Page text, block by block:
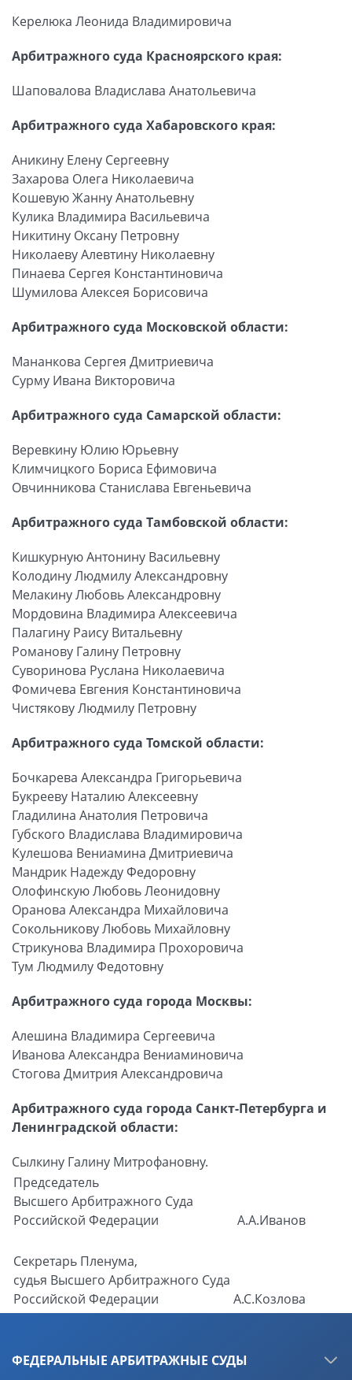
Керелюка Леонида Владимировича
Арбитражного суда Красноярского края:
Шаповалова Владислава Анатольевича
Арбитражного суда Хабаровского края:
Аникину Елену Сергеевну
Захарова Олега Николаевича
Кошевую Жанну Анатольевну
Кулика Владимира Васильевича
Никитину Оксану Петровну
Николаеву Алевтину Николаевну
Пинаева Сергея Константиновича
Шумилова Алексея Борисовича
Арбитражного суда Московской области:
Мананкова Сергея Дмитриевича
Сурму Ивана Викторовича
Арбитражного суда Самарской области:
Веревкину Юлию Юрьевну
Климчицкого Бориса Ефимовича
Овчинникова Станислава Евгеньевича
Арбитражного суда Тамбовской области:
Кишкурную Антонину Васильевну
Колодину Людмилу Александровну
Мелакину Любовь Александровну
Мордовина Владимира Алексеевича
Палагину Раису Витальевну
Романову Галину Петровну
Суворинова Руслана Николаевича
Фомичева Евгения Константиновича
Чистякову Людмилу Петровну
Арбитражного суда Томской области:
Бочкарева Александра Григорьевича
Букрееву Наталию Алексеевну
Гладилина Анатолия Петровича
Губского Владислава Владимировича
Кулешова Вениамина Дмитриевича
Мандрик Надежду Федоровну
Олофинскую Любовь Леонидовну
Оранова Александра Михайловича
Сокольникову Любовь Михайловну
Стрикунова Владимира Прохоровича
Тум Людмилу Федотовну
Арбитражного суда города Москвы:
Алешина Владимира Сергеевича
Иванова Александра Вениаминовича
Стогова Дмитрия Александровича
Арбитражного суда города Санкт-Петербурга и
Ленинградской области:
Сылкину Галину Митрофановну.
Председатель
Высшего Арбитражного Суда
Российской Федерации
А.А.Иванов
Секретарь Пленума,
судья Высшего Арбитражного Суда
Российской Федерации
А.С.Козлова
ФЕДЕРАЛЬНЫЕ АРБИТРАЖНЫЕ СУДЫ